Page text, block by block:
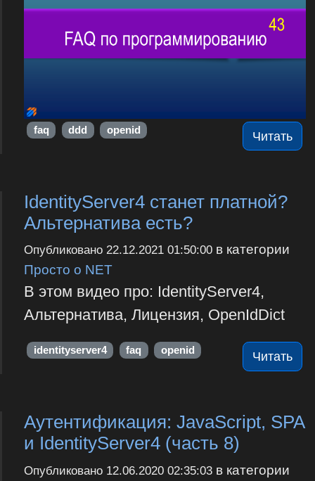
Читать
faq ddd openid
IdentityServer4 станет платной?
Альтернатива есть?
Опубликовано 22.12.2021 01:50:00в категории
Просто о NET
В этом видео про: IdentityServer4,
Альтернатива, Лицензия, OpenIdDict
Читать
identityserver4 faq openid
Аутентификация: JavaScript, SPA
и IdentityServer4 (часть 8)
Опубликовано 12.06.2020 02:35:03в категории